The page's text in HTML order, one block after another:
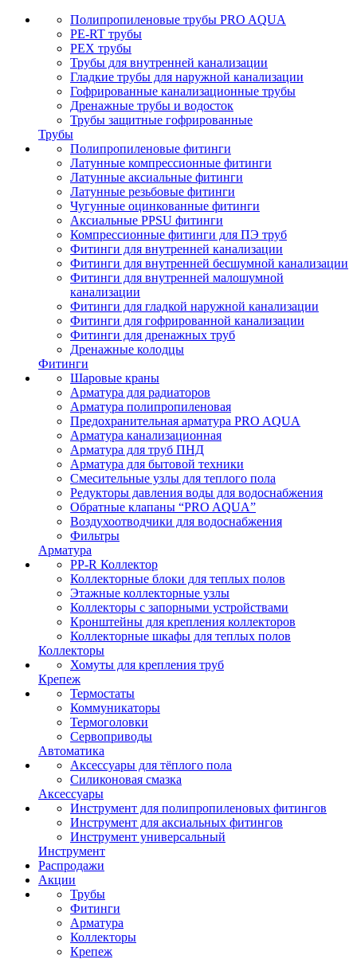
Полипропиленовые трубы PRO AQUA
PE-RT трубы
PEX трубы
Трубы для внутренней канализации
Гладкие трубы для наружной канализации
Гофрированные канализационные трубы
Дренажные трубы и водосток
Трубы защитные гофрированные
Трубы
Полипропиленовые фитинги
Латунные компрессионные фитинги
Латунные аксиальные фитинги
Латунные резьбовые фитинги
Чугунные оцинкованные фитинги
Аксиальные PPSU фитинги
Компрессионные фитинги для ПЭ труб
Фитинги для внутренней канализации
Фитинги для внутренней бесшумной канализации
Фитинги для внутренней малошумной
канализации
Фитинги для гладкой наружной канализации
Фитинги для гофрированной канализации
Фитинги для дренажных труб
Дренажные колодцы
Фитинги
Шаровые краны
Арматура для радиаторов
Арматура полипропиленовая
Предохранительная арматура PRO AQUA
Арматура канализационная
Арматура для труб ПНД
Арматура для бытовой техники
Смесительные узлы для теплого пола
Редукторы давления воды для водоснабжения
Обратные клапаны “PRO AQUA”
Воздухоотводчики для водоснабжения
Фильтры
Арматура
PP-R Коллектор
Коллекторные блоки для теплых полов
Этажные коллекторные узлы
Коллекторы с запорными устройствами
Кронштейны для крепления коллекторов
Коллекторные шкафы для теплых полов
Коллекторы
Хомуты для крепления труб
Крепеж
Термостаты
Коммуникаторы
Термоголовки
Сервоприводы
Автоматика
Аксессуары для тёплого пола
Силиконовая смазка
Аксессуары
Инструмент для полипропиленовых фитингов
Инструмент для аксиальных фитингов
Инструмент универсальный
Инструмент
Распродажи
Акции
Трубы
Фитинги
Арматура
Коллекторы
Крепеж